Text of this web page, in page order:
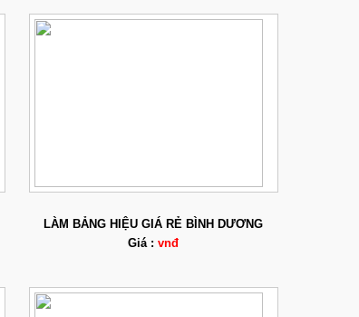
LÀM BẢNG HIỆU GIÁ RẺ BÌNH DƯƠNG
Giá : vnđ